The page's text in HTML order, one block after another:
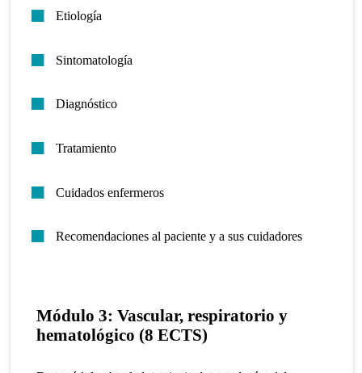
Etiología
Sintomatología
Diagnóstico
Tratamiento
Cuidados enfermeros
Recomendaciones al paciente y a sus cuidadores
Módulo 3: Vascular, respiratorio y
hematológico (8 ECTS)